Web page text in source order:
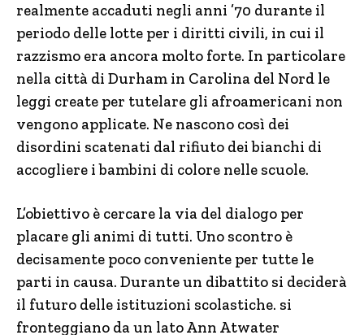
realmente accaduti negli anni ’70 durante il
periodo delle lotte per i diritti civili, in cui il
razzismo era ancora molto forte. In particolare
nella città di Durham in Carolina del Nord le
leggi create per tutelare gli afroamericani non
vengono applicate. Ne nascono così dei
disordini scatenati dal rifiuto dei bianchi di
accogliere i bambini di colore nelle scuole.
L’obiettivo è cercare la via del dialogo per
placare gli animi di tutti. Uno scontro è
decisamente poco conveniente per tutte le
parti in causa. Durante un dibattito si deciderà
il futuro delle istituzioni scolastiche. si
fronteggiano da un lato Ann Atwater